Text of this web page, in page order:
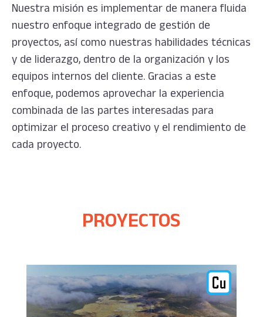
Nuestra misión es implementar de manera fluida
nuestro enfoque integrado de gestión de
proyectos, así como nuestras habilidades técnicas
y de liderazgo, dentro de la organización y los
equipos internos del cliente. Gracias a este
enfoque, podemos aprovechar la experiencia
combinada de las partes interesadas para
optimizar el proceso creativo y el rendimiento de
cada proyecto.
PROYECTOS